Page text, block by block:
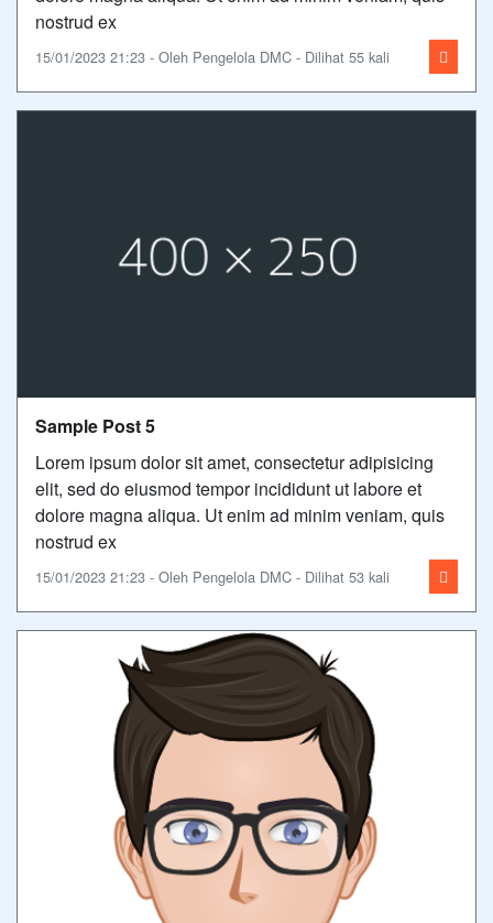
nostrud ex
15/01/2023 21:23 - Oleh Pengelola DMC - Dilihat 55 kali
Sample Post 5
Lorem ipsum dolor sit amet, consectetur adipisicing
elit, sed do eiusmod tempor incididunt ut labore et
dolore magna aliqua. Ut enim ad minim veniam, quis
nostrud ex
15/01/2023 21:23 - Oleh Pengelola DMC - Dilihat 53 kali